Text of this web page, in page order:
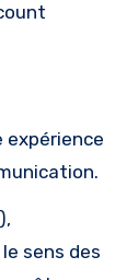
sens des